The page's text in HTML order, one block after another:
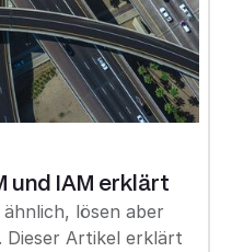
und IAM erklärt
lösen aber
Dieser Artikel erklärt